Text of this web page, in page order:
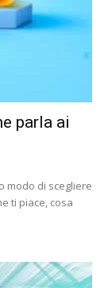
parla ai
modo di scegliere
ti piace, cosa